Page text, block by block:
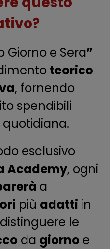
Giorno e Sera”
teorico
, fornendo
spendibili
esclusivo
Academy, ogni
a
più adatti in
le
da giorno e